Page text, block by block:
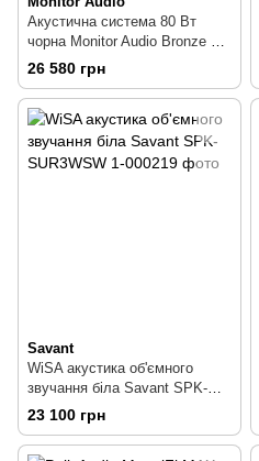
Акустична система 80 Вт
чорна Monitor Audio Bronze FX
Black (6G)
26 580 грн
Savant
WiSA акустика об'ємного
звучання біла Savant SPK-
SUR3WSW
23 100 грн